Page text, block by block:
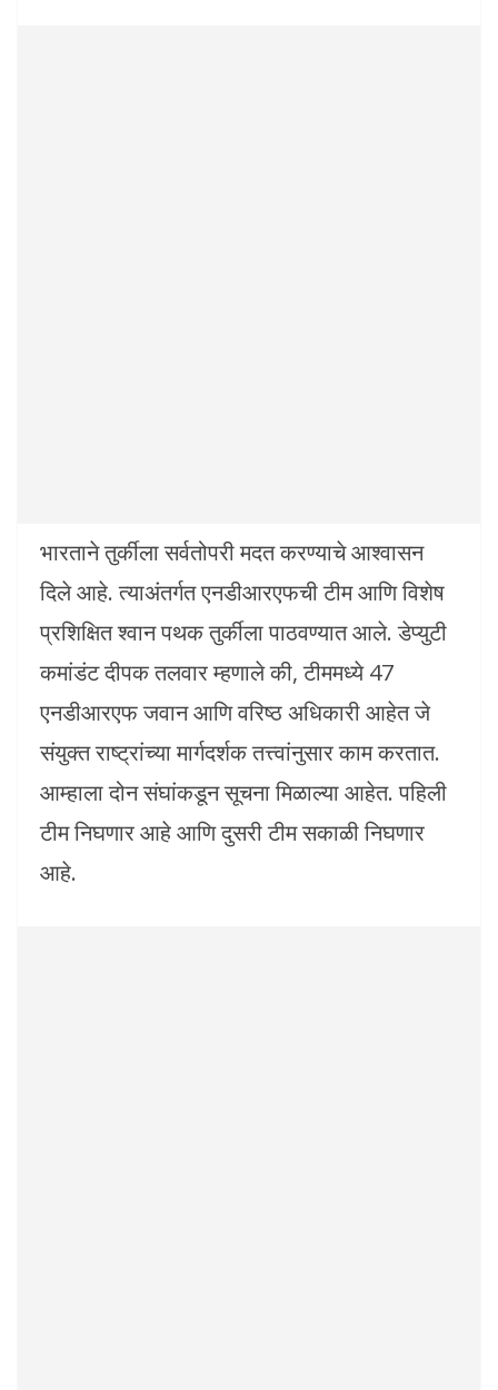
भारताने तुर्कीला सर्वतोपरी मदत करण्याचे आश्वासन
दिले आहे. त्याअंतर्गत एनडीआरएफची टीम आणि विशेष
प्रशिक्षित श्वान पथक तुर्कीला पाठवण्यात आले. डेप्युटी
कमांडंट दीपक तलवार म्हणाले की, टीममध्ये 47
एनडीआरएफ जवान आणि वरिष्ठ अधिकारी आहेत जे
संयुक्त राष्ट्रांच्या मार्गदर्शक तत्त्वांनुसार काम करतात.
आम्हाला दोन संघांकडून सूचना मिळाल्या आहेत. पहिली
टीम निघणार आहे आणि दुसरी टीम सकाळी निघणार
आहे.